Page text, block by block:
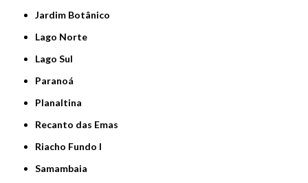
Jardim Botânico
Lago Norte
Lago Sul
Paranoá
Planaltina
Recanto das Emas
Riacho Fundo I
Samambaia